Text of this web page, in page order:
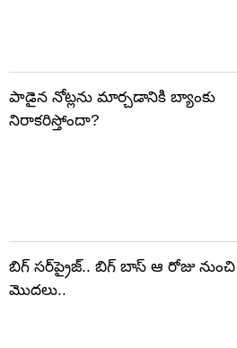
పాడైన నోట్లను మార్చడానికి బ్యాంకు
నిరాకరిస్తోందా?
బిగ్ సర్‌ప్రైజ్‌.. బిగ్ బాస్‌ ఆ రోజు నుంచి
మొదలు..